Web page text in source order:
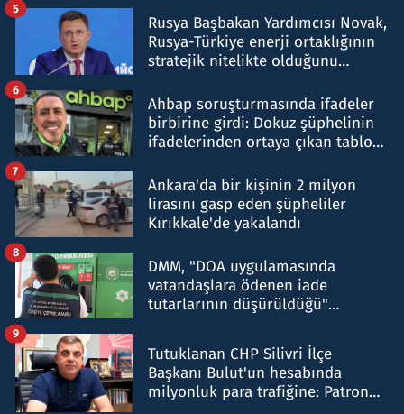
Rusya Başbakan Yardımcısı Novak,
Rusya-Türkiye enerji ortaklığının
stratejik nitelikte olduğunu
5
Ahbap soruşturmasında ifadeler
birbirine girdi: Dokuz şüphelinin
ifadelerinden ortaya çıkan tablo
6
Ankara'da bir kişinin 2 milyon
lirasını gasp eden şüpheliler
Kırıkkale'de yakalandı
7
DMM, "DOA uygulamasında
vatandaşlara ödenen iade
tutarlarının düşürüldüğü"
8
Tutuklanan CHP Silivri İlçe
Başkanı Bulut'un hesabında
milyonluk para trafiğine: Patron
9